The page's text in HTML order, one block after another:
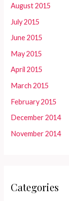
August 2015
July 2015
June 2015
May 2015
April 2015
March 2015
February 2015
December 2014
November 2014
Categories